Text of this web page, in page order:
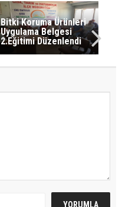
Bitki Koruma Ürünleri
Uygulama Belgesi
2.Eğitimi Düzenlendi